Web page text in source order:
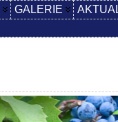
GALERIE